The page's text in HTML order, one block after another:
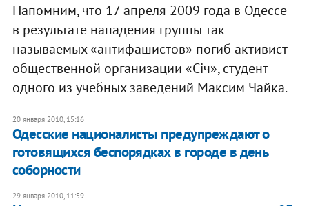
Напомним, что 17 апреля 2009 года в Одессе
в результате нападения группы так
называемых «антифашистов» погиб активист
общественной организации «Січ», студент
одного из учебных заведений Максим Чайка.
20 января 2010, 15:16
Одесские националисты предупреждают о
готовящихся беспорядках в городе в день
соборности
29 января 2010, 11:59